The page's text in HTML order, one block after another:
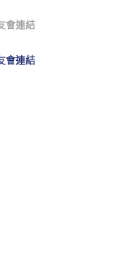
會連結
會連結